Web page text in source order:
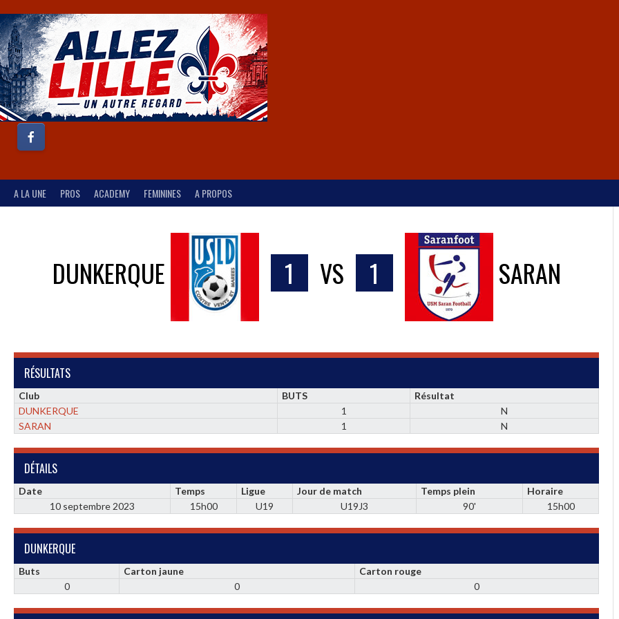
A LA UNE PROS ACADEMY FEMININES A PROPOS
DUNKERQUE 1 VS 1 SARAN
RÉSULTATS
Club BUTS
Résultat
DUNKERQUE
1
N
SARAN
1 N
DÉTAILS
Date Temps Ligue Jour de match Temps plein
Horaire
10 septembre 2023
15h00 U19 U19J3 90' 15h00
DUNKERQUE
Buts Carton jaune
Carton rouge
0
0 0